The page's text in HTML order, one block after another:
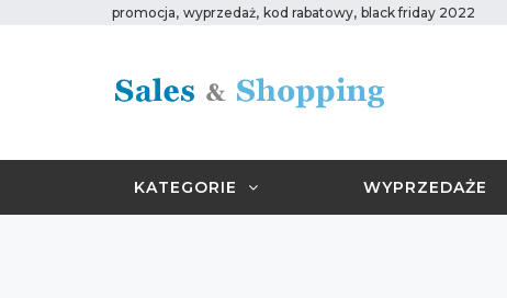
promocja, wyprzedaż, kod rabatowy, black friday 2022
KATEGORIE WYPRZEDAŻE